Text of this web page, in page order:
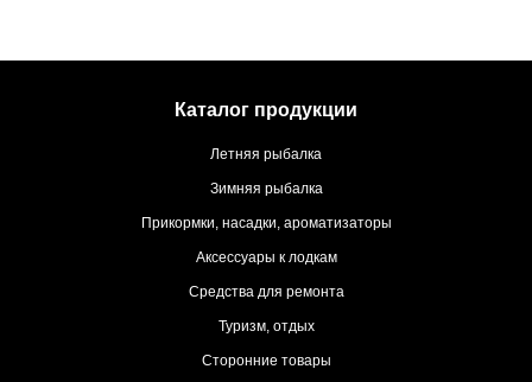
Каталог продукции
Летняя рыбалка
Зимняя рыбалка
Прикормки, насадки, ароматизаторы
Аксессуары к лодкам
Средства для ремонта
Туризм, отдых
Сторонние товары